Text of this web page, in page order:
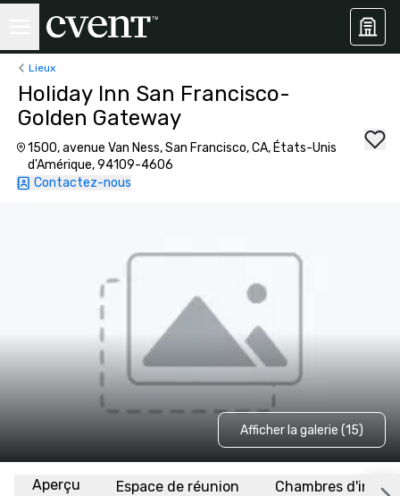
Lieux
Holiday Inn San Francisco-
Golden Gateway
1500, avenue Van Ness, San Francisco, CA, États-Unis
d'Amérique, 94109-4606
Contactez-nous
Afficher la galerie (15)
Aperçu Espace de réunion Chambres